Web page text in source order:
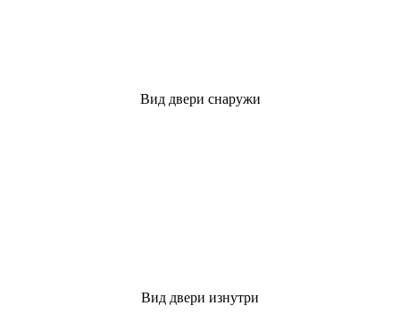
Вид двери снаружи
Вид двери изнутри